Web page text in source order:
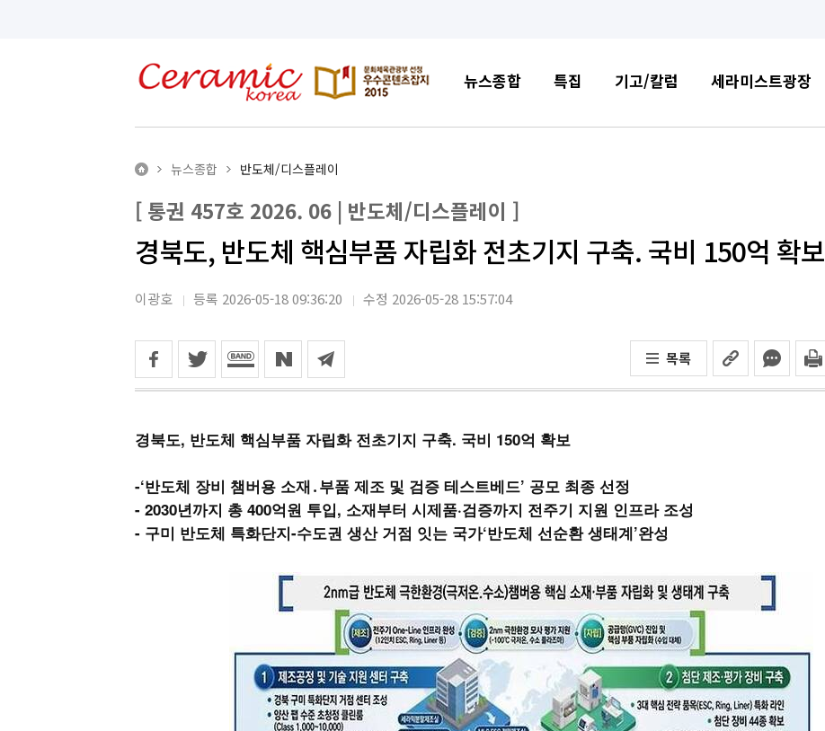
뉴스종합 특집 기고/칼럼 세라미스트광장
뉴스종합 반도체/디스플레이
[ 통권 457호 2026. 06 | 반도체/디스플레이 ]
경북도, 반도체 핵심부품 자립화 전초기지 구축. 국비 150억 확보
이광호 등록 2026-05-18 09:36:20 수정 2026-05-28 15:57:04
목록
경북도, 반도체 핵심부품 자립화 전초기지 구축. 국비 150억 확보
-‘반도체 장비 챔버용 소재․부품 제조 및 검증 테스트베드’ 공모 최종 선정
- 2030년까지 총 400억원 투입, 소재부터 시제품·검증까지 전주기 지원 인프라 조성
- 구미 반도체 특화단지-수도권 생산 거점 잇는 국가‘반도체 선순환 생태계’완성